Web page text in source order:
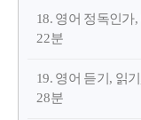
18. 영어 정독인가
22분
19. 영어 듣기, 읽
28분